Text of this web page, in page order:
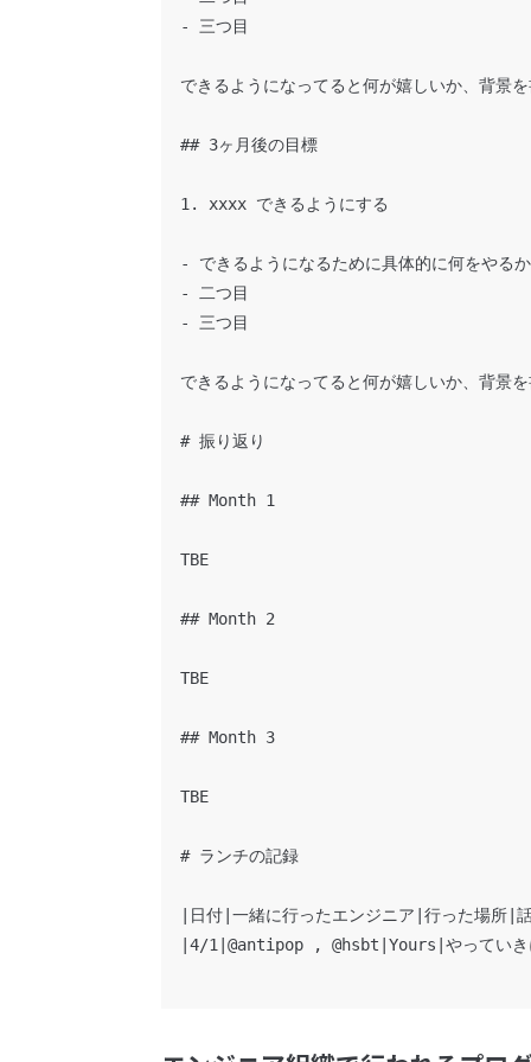
- 三つ目
できるようになってると何が嬉しいか、背景を
## 3ヶ月後の目標
1. xxxx できるようにする
- できるようになるために具体的に何をやるか
- 二つ目
- 三つ目
できるようになってると何が嬉しいか、背景を
# 振り返り
## Month 1
TBE
## Month 2
TBE
## Month 3
TBE
# ランチの記録
|日付|一緒に行ったエンジニア|行った場所|
|4/1|@antipop , @hsbt|Yours|やっていき